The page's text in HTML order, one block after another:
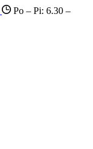
Po – Pi: 6.30 –